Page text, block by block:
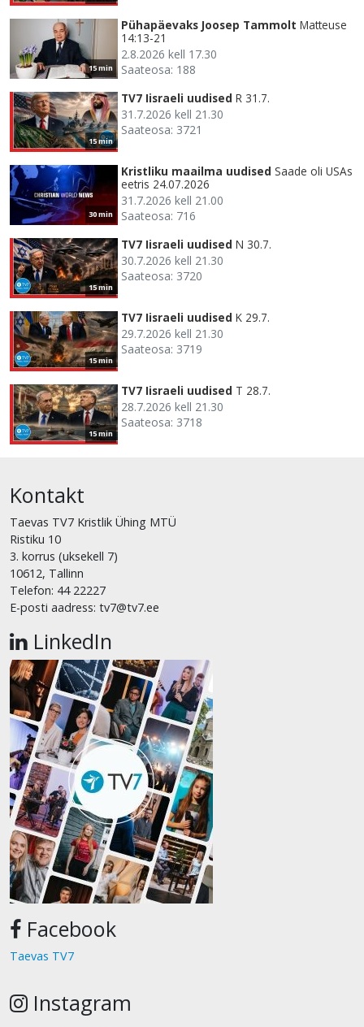
15 min
Pühapäevaks Joosep Tammolt Matteuse
14:13-21
2.8.2026 kell 17.30
Saateosa: 188
15 min
TV7 Iisraeli uudised R 31.7.
31.7.2026 kell 21.30
Saateosa: 3721
30 min
Kristliku maailma uudised Saade oli USAs
eetris 24.07.2026
31.7.2026 kell 21.00
Saateosa: 716
15 min
TV7 Iisraeli uudised N 30.7.
30.7.2026 kell 21.30
Saateosa: 3720
15 min
TV7 Iisraeli uudised K 29.7.
29.7.2026 kell 21.30
Saateosa: 3719
15 min
TV7 Iisraeli uudised T 28.7.
28.7.2026 kell 21.30
Saateosa: 3718
Kontakt
Taevas TV7 Kristlik Ühing MTÜ
Ristiku 10
3. korrus (uksekell 7)
10612, Tallinn
Telefon: 44 22227
E-posti aadress: tv7@tv7.ee
LinkedIn
Facebook
Taevas TV7
Instagram